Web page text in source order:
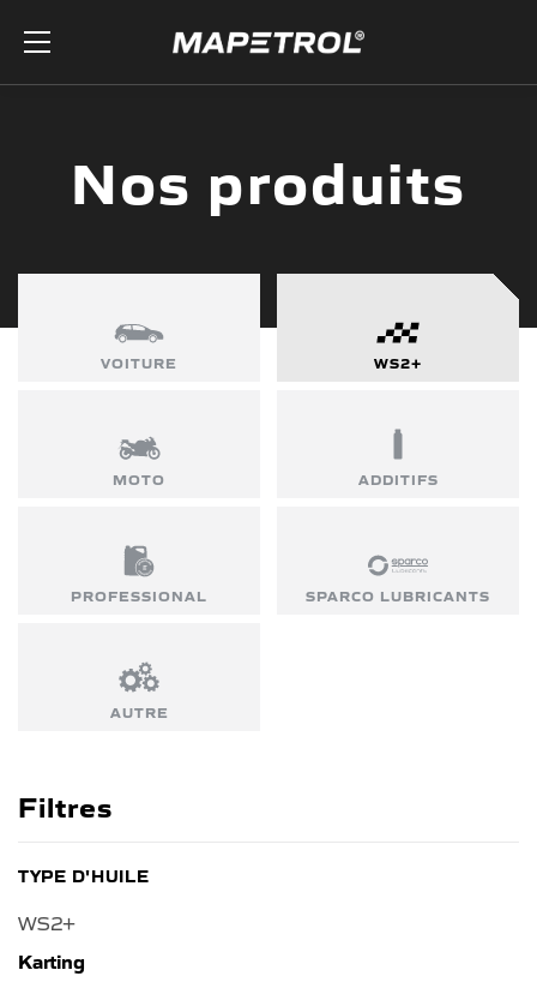
Nos produits
VOITURE WS2+
MOTO ADDITIFS
PROFESSIONAL SPARCO LUBRICANTS
AUTRE
Filtres
TYPE D'HUILE
WS2+
Karting